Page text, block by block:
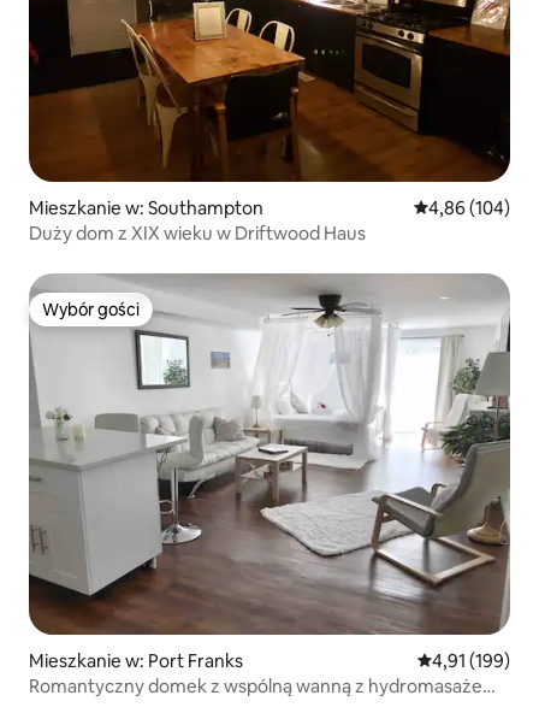
Mieszkanie w: Southampton Średnia
4,86 (104)
Duży dom z XIX wieku w Driftwood Haus
Wybór gości
Wybór gości
Mieszkanie w: Port Franks Średnia
4,91 (199)
Romantyczny domek z wspólną wanną z hydromasażem